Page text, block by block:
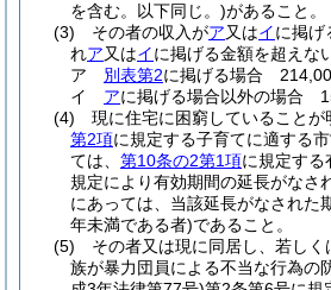
を含む。以下同じ。)があること。
(3)
その者の収入がア又はイに掲げ
れア又はイに掲げる金額を超えな
ア
別表第2に掲げる場合
イ
アに掲げる場合以外の場合
(4)
現に住宅に困窮していることが
第2項に規定する子育てに適する
ては、 第10条の2第1項に規定する
規定により有効期間の延長がなさ
にあっては、当該延長がなされた
年未満である者)であること。
(5)
その者又は現に同居し、若し
族が暴力団員による不当な行為の